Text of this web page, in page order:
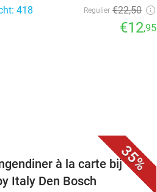
418 Regulier €22,50
€12,95
35%
à la carte bij
Italy Den Bosch